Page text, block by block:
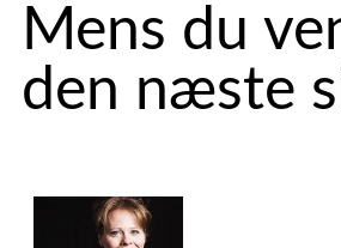
Mens du
den næste